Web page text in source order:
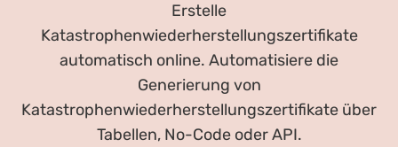
Erstelle
Katastrophenwiederherstellungszertifikate
automatisch online. Automatisiere die
Generierung von
Katastrophenwiederherstellungszertifikate über
Tabellen, No-Code oder API.